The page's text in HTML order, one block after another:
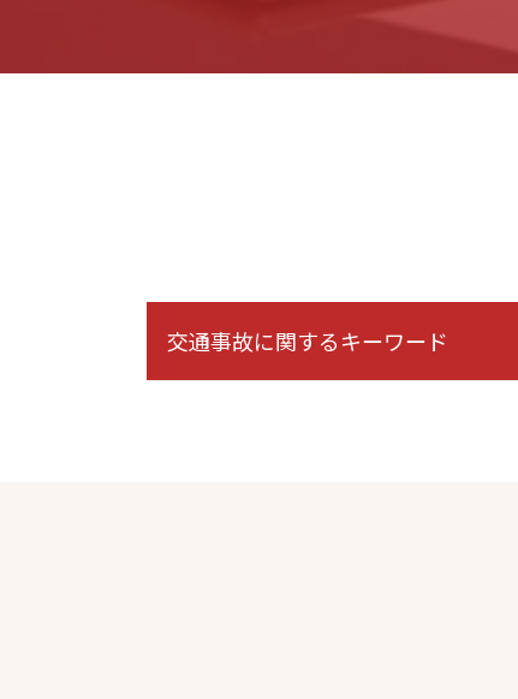
交通事故に関するキーワード